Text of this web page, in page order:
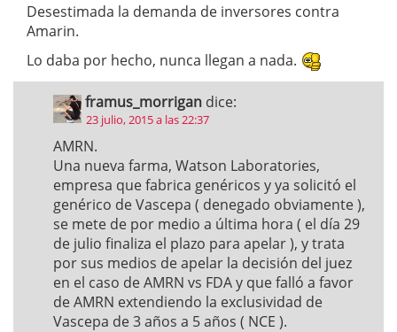
Desestimada la demanda de inversores contra
Amarin.
Lo daba por hecho, nunca llegan a nada.
framus_morrigan dice:
23 julio, 2015 a las 22:37
AMRN.
Una nueva farma, Watson Laboratories,
empresa que fabrica genéricos y ya solicitó el
genérico de Vascepa ( denegado obviamente ),
se mete de por medio a última hora ( el día 29
de julio finaliza el plazo para apelar ), y trata
por sus medios de apelar la decisión del juez
en el caso de AMRN vs FDA y que falló a favor
de AMRN extendiendo la exclusividad de
Vascepa de 3 años a 5 años ( NCE ).